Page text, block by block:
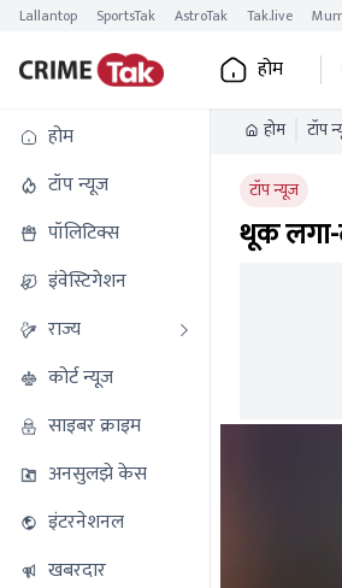
Lallantop SportsTak AstroTak Tak.live
होम
होम
टॉप न्यूज
पॉलिटिक्स
इंवेस्टिगेशन
राज्य
कोर्ट न्यूज
साइबर क्राइम
अनसुलझे केस
इंटरनेशनल
खबरदार
होम टॉप
टॉप न्यूज
थूक लगा-